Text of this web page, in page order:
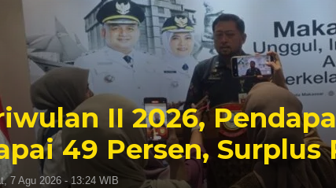
Wajo Ziarah ke
untuk Tanah
7 Agu 2026 - 08:42 WIB